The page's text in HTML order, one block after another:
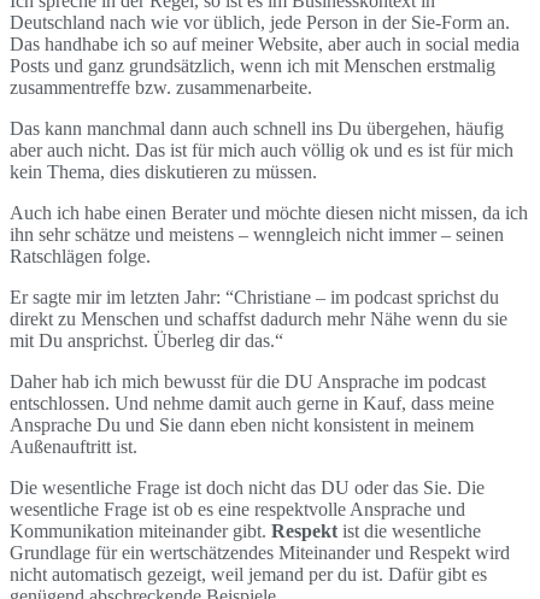
Deutschland nach wie vor üblich, jede Person in der Sie-Form an.
Das handhabe ich so auf meiner Website, aber auch in social media
Posts und ganz grundsätzlich, wenn ich mit Menschen erstmalig
zusammentreffe bzw. zusammenarbeite.
Das kann manchmal dann auch schnell ins Du übergehen, häufig
aber auch nicht. Das ist für mich auch völlig ok und es ist für mich
kein Thema, dies diskutieren zu müssen.
Auch ich habe einen Berater und möchte diesen nicht missen, da ich
ihn sehr schätze und meistens – wenngleich nicht immer – seinen
Ratschlägen folge.
Er sagte mir im letzten Jahr: “Christiane – im podcast sprichst du
direkt zu Menschen und schaffst dadurch mehr Nähe wenn du sie
mit Du ansprichst. Überleg dir das.“
Daher hab ich mich bewusst für die DU Ansprache im podcast
entschlossen. Und nehme damit auch gerne in Kauf, dass meine
Ansprache Du und Sie dann eben nicht konsistent in meinem
Außenauftritt ist.
Die wesentliche Frage ist doch nicht das DU oder das Sie. Die
wesentliche Frage ist ob es eine respektvolle Ansprache und
Kommunikation miteinander gibt. Respekt ist die wesentliche
Grundlage für ein wertschätzendes Miteinander und Respekt wird
nicht automatisch gezeigt, weil jemand per du ist. Dafür gibt es